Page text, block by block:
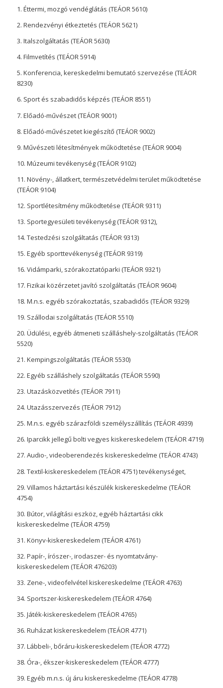
1. Éttermi, mozgó vendéglátás (TEÁOR 5610)
2. Rendezvényi étkeztetés (TEÁOR 5621)
3. Italszolgáltatás (TEÁOR 5630)
4. Filmvetítés (TEÁOR 5914)
5. Konferencia, kereskedelmi bemutató szervezése (TEÁOR
8230)
6. Sport és szabadidős képzés (TEÁOR 8551)
7. Előadó-művészet (TEÁOR 9001)
8. Előadó-művészetet kiegészítő (TEÁOR 9002)
9. Művészeti létesítmények működtetése (TEÁOR 9004)
10. Múzeumi tevékenység (TEÁOR 9102)
11. Növény-, állatkert, természetvédelmi terület működtetése
(TEÁOR 9104)
12. Sportlétesítmény működtetése (TEÁOR 9311)
13. Sportegyesületi tevékenység (TEÁOR 9312),
14. Testedzési szolgáltatás (TEÁOR 9313)
15. Egyéb sporttevékenység (TEÁOR 9319)
16. Vidámparki, szórakoztatóparki (TEÁOR 9321)
17. Fizikai közérzetet javító szolgáltatás (TEÁOR 9604)
18. M.n.s. egyéb szórakoztatás, szabadidős (TEÁOR 9329)
19. Szállodai szolgáltatás (TEÁOR 5510)
20. Üdülési, egyéb átmeneti szálláshely-szolgáltatás (TEÁOR
5520)
21. Kempingszolgáltatás (TEÁOR 5530)
22. Egyéb szálláshely szolgáltatás (TEÁOR 5590)
23. Utazásközvetítés (TEÁOR 7911)
24. Utazásszervezés (TEÁOR 7912)
25. M.n.s. egyéb szárazföldi személyszállítás (TEÁOR 4939)
26. Iparcikk jellegű bolti vegyes kiskereskedelem (TEÁOR 4719)
27. Audio-, videoberendezés kiskereskedelme (TEÁOR 4743)
28. Textil-kiskereskedelem (TEÁOR 4751) tevékenységet,
29. Villamos háztartási készülék kiskereskedelme (TEÁOR
4754)
30. Bútor, világítási eszköz, egyéb háztartási cikk
kiskereskedelme (TEÁOR 4759)
31. Könyv-kiskereskedelem (TEÁOR 4761)
32. Papír-, írószer-, irodaszer- és nyomtatvány-
kiskereskedelem (TEÁOR 476203)
33. Zene-, videofelvétel kiskereskedelme (TEÁOR 4763)
34. Sportszer-kiskereskedelem (TEÁOR 4764)
35. Játék-kiskereskedelem (TEÁOR 4765)
36. Ruházat kiskereskedelem (TEÁOR 4771)
37. Lábbeli-, bőráru-kiskereskedelem (TEÁOR 4772)
38. Óra-, ékszer-kiskereskedelem (TEÁOR 4777)
39. Egyéb m.n.s. új áru kiskereskedelme (TEÁOR 4778)